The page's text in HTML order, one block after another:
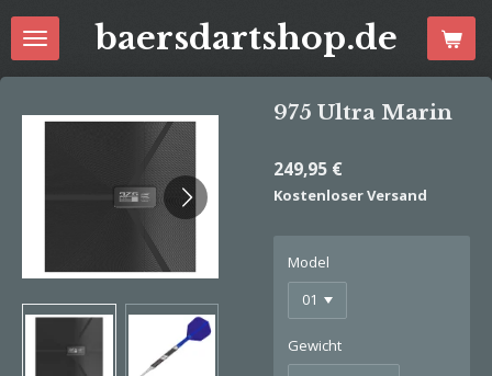
Zum
Hauptinhalt
baersdartshop.de
975 Ultra Marin
249,95 €
Kostenloser Versand
Model
Gewicht